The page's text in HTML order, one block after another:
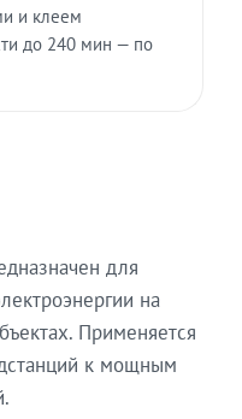
и клеем
до 240 мин — по
для
на
Применяется
к мощным